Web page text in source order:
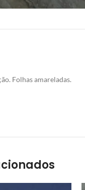
Folhas amareladas.